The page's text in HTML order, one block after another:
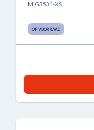
MIG3534-XS
OP VOORRAAD